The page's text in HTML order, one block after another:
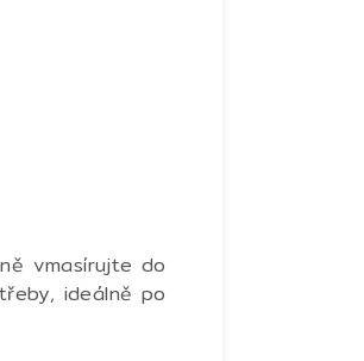
vmasírujte do
ideálně po